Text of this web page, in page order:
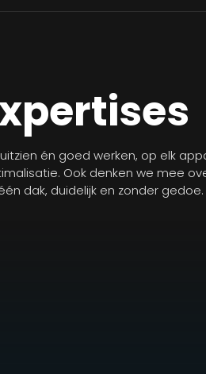
én goed werken, op elk
Ook denken we mee
dak, duidelijk en zonder gedoe.